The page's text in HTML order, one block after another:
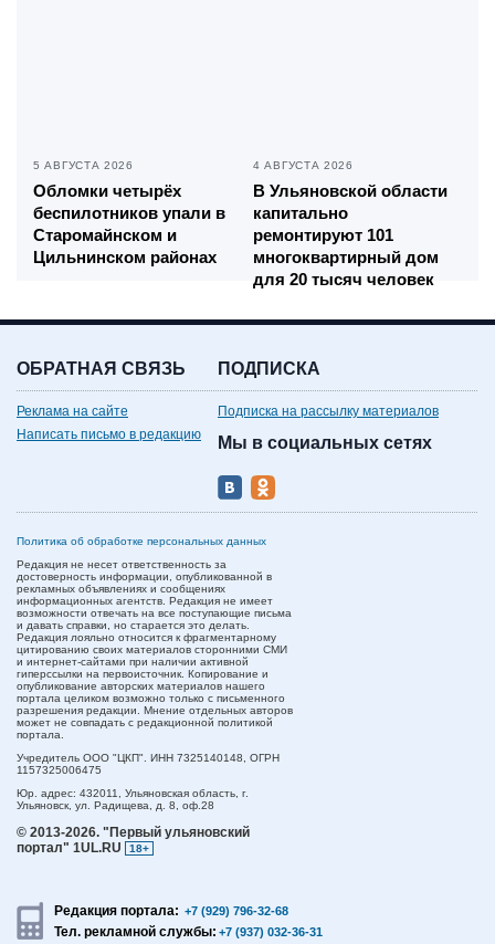
5 АВГУСТА 2026
Обломки четырёх
беспилотников упали в
Старомайнском и
Цильнинском районах
4 АВГУСТА 2026
В Ульяновской области
капитально
ремонтируют 101
многоквартирный дом
для 20 тысяч человек
ОБРАТНАЯ СВЯЗЬ
Реклама на сайте
Написать письмо в редакцию
ПОДПИСКА
Подписка на рассылку материалов
Мы в социальных сетях
Политика об обработке персональных данных
Редакция не несет ответственность за
достоверность информации, опубликованной в
рекламных объявлениях и сообщениях
информационных агентств. Редакция не имеет
возможности отвечать на все поступающие письма
и давать справки, но старается это делать.
Редакция лояльно относится к фрагментарному
цитированию своих материалов сторонними СМИ
и интернет-сайтами при наличии активной
гиперссылки на первоисточник. Копирование и
опубликование авторских материалов нашего
портала целиком возможно только с письменного
разрешения редакции. Мнение отдельных авторов
может не совпадать с редакционной политикой
портала.
Учредитель ООО "ЦКП". ИНН 7325140148, ОГРН
1157325006475
Юр. адрес: 432011, Ульяновская область, г.
Ульяновск, ул. Радищева, д. 8, оф.28
© 2013-2026. "Первый ульяновский
портал" 1UL.RU
18+
Редакция портала: +7 (929) 796-32-68
Тел. рекламной службы: +7 (937) 032-36-31